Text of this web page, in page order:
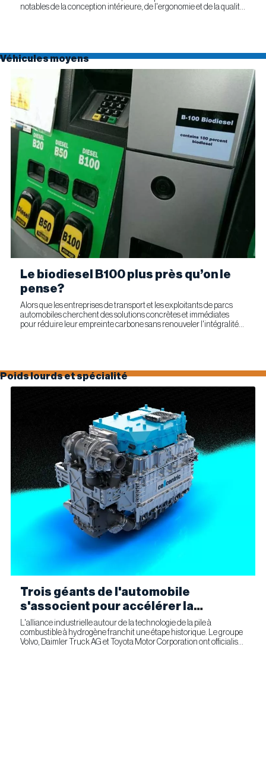
notables de la conception intérieure, de l'ergonomie et de la qualité
Véhicules moyens
Le biodiesel B100 plus près qu’on le
pense?
Alors que les entreprises de transport et les exploitants de parcs
automobiles cherchent des solutions concrètes et immédiates
pour réduire leur empreinte carbone sans renouveler l'intégralité
Poids lourds et spécialité
Trois géants de l'automobile
s'associent pour accélérer la
fabrication industrielle de piles à
combustible pour le transport
commercial
L'alliance industrielle autour de la technologie de la pile à
combustible à hydrogène franchit une étape historique. Le groupe
Volvo, Daimler Truck AG et Toyota Motor Corporation ont officialisé